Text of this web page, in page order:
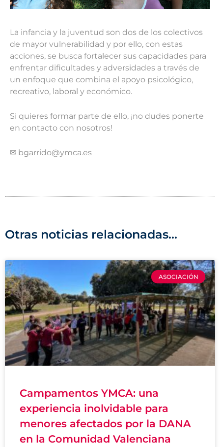
La infancia y la juventud son dos de los colectivos
de mayor vulnerabilidad y por ello, con estas
acciones, se busca fortalecer sus capacidades para
enfrentar dificultades y adversidades a través de
un enfoque que combina el apoyo psicológico,
recreativo, laboral y económico.
Si quieres formar parte de ello, ¡no dudes ponerte
en contacto con nosotros!
✉ bgarrido@ymca.es
Otras noticias relacionadas...
ASOCIACIÓN
Campamentos YMCA: una
experiencia inolvidable para
menores afectados por la DANA
en la Comunidad Valenciana